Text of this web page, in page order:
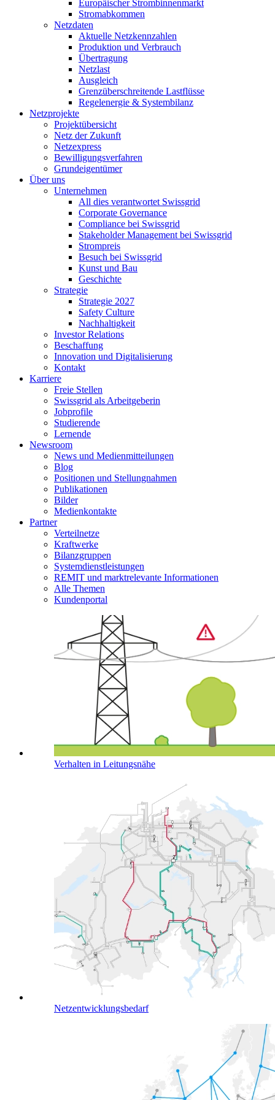
Europäischer Strombinnenmarkt
Stromabkommen
Netzdaten
Aktuelle Netzkennzahlen
Produktion und Verbrauch
Übertragung
Netzlast
Ausgleich
Grenzüberschreitende Lastflüsse
Regelenergie & Systembilanz
Netzprojekte
Projektübersicht
Netz der Zukunft
Netzexpress
Bewilligungsverfahren
Grundeigentümer
Über uns
Unternehmen
All dies verantwortet Swissgrid
Corporate Governance
Compliance bei Swissgrid
Stakeholder Management bei Swissgrid
Strompreis
Besuch bei Swissgrid
Kunst und Bau
Geschichte
Strategie
Strategie 2027
Safety Culture
Nachhaltigkeit
Investor Relations
Beschaffung
Innovation und Digitalisierung
Kontakt
Karriere
Freie Stellen
Swissgrid als Arbeitgeberin
Jobprofile
Studierende
Lernende
Newsroom
News und Medienmitteilungen
Blog
Positionen und Stellungnahmen
Publikationen
Bilder
Medienkontakte
Partner
Verteilnetze
Kraftwerke
Bilanzgruppen
Systemdienstleistungen
REMIT und marktrelevante Informationen
Alle Themen
Kundenportal
Verhalten in Leitungsnähe
Netzentwicklungsbedarf